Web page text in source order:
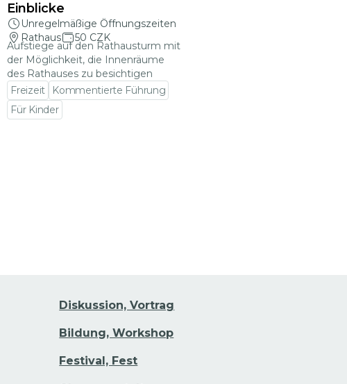
Einblicke
Unregelmäßige Öffnungszeiten
Rathaus
50 CZK
Aufstiege auf den Rathausturm mit
der Möglichkeit, die Innenräume
des Rathauses zu besichtigen
Freizeit
Kommentierte Führung
Für Kinder
Diskussion, Vortrag
Bildung, Workshop
Festival, Fest